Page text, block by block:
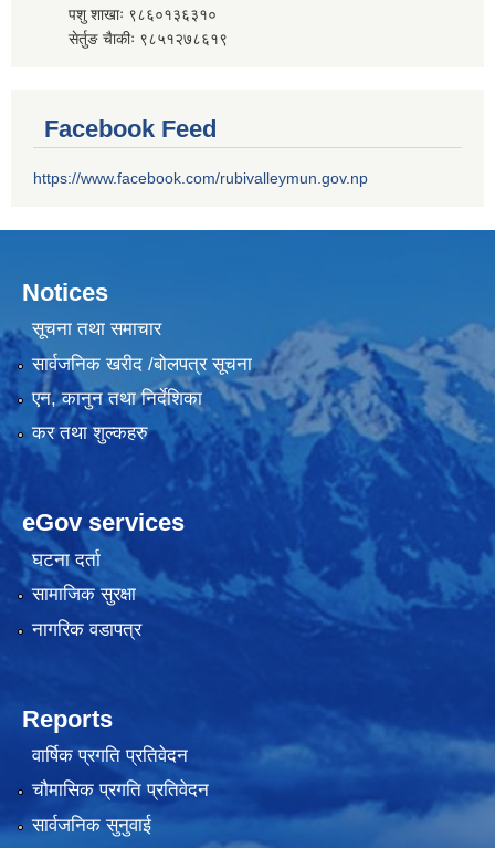
पशु शाखाः ९८६०१३६३१०
सेर्तुङ चैाकीः ९८५१२७८६१९
Facebook Feed
https://www.facebook.com/rubivalleymun.gov.np
Notices
सूचना तथा समाचार
सार्वजनिक खरीद /बोलपत्र सूचना
एन, कानुन तथा निर्देशिका
कर तथा शुल्कहरु
eGov services
घटना दर्ता
सामाजिक सुरक्षा
नागरिक वडापत्र
Reports
वार्षिक प्रगति प्रतिवेदन
चौमासिक प्रगति प्रतिवेदन
सार्वजनिक सुनुवाई